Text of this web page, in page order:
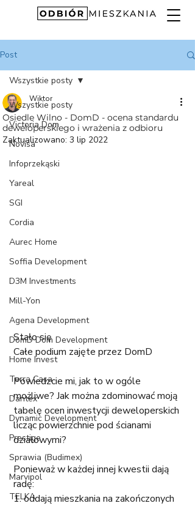
Post
Wszystkie posty
Victoria Dom
Novisa
Infoprzekąski
Yareal
SGI
Cordia
Aurec Home
Soffia Development
D3M Investments
Mill-Yon
Agena Development
DomD Dom Development
Home Invest
Terra Casa
Dantex
Dynamic Development
Prestige
Sprawia (Budimex)
Marvipol
TELKA
Wszystkie posty
Osiedle Wilno - DomD - ocena standardu
deweloperskiego i wrażenia z odbioru
Wiktor
Zaktualizowano: 3 lip 2022
Stało się
Całe podium zajęte przez DomD
Powiedzcie mi, jak to w ogóle
możliwe? Jak można zdominować moją
tabelę ocen inwestycji deweloperskich
licząc powierzchnie pod ścianami
działowymi?
Ponieważ w każdej innej kwestii dają
radę:
1. oddają mieszkania na zakończonych